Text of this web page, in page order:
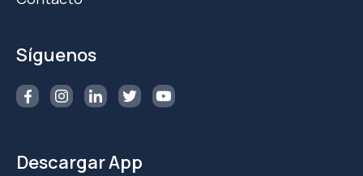
Síguenos
Descargar App